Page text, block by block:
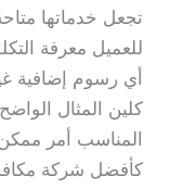
تجعل خدماتها
للعميل معرفة
أي رسوم إضافية
كلين المثال
المناسب أمر
كأفضل شركة